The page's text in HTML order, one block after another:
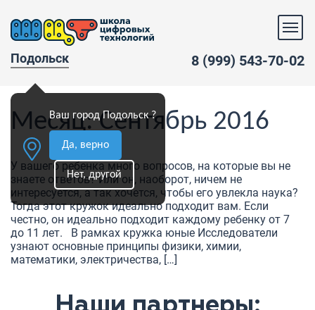
Подольск
Ваш город Подольск ?
Да, верно
Нет, другой
8 (999) 543-70-02
Месяц:Сентябрь 2016
У вашего ребенка много вопросов, на которые вы не
знаете ответов? Или он, наоборот, ничем не
интересуется, а так хочется, чтобы его увлекла наука?
Тогда этот кружок идеально подходит вам. Если
честно, он идеально подходит каждому ребенку от 7
до 11 лет. В рамках кружка юные Исследователи
узнают основные принципы физики, химии,
математики, электричества, […]